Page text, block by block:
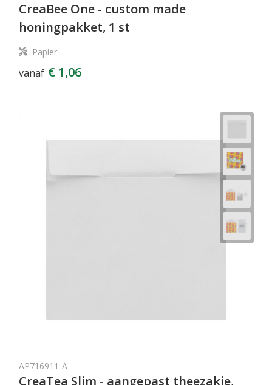
CreaBee One - custom made
honingpakket, 1 st
Papier
vanaf € 1,06
AP716911-A
CreaTea Slim - aangepast theezakje,